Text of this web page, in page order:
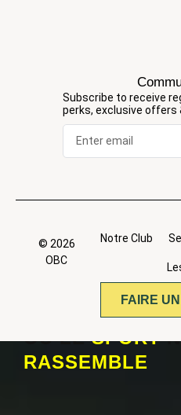
Subscribe to receive
perks, exclusive offers
© 2026
OBC
Notre Club
FAIRE
OÙ LESPORT
RASSEMBLE